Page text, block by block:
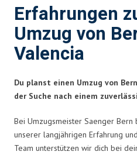
Erfahrungen
Umzug von
Valencia
Du planst einen Umzug von
der Suche nach einem
Bei Umzugsmeister Saenger
unserer langjährigen Erfahrung
Team unterstützen wir dich bei